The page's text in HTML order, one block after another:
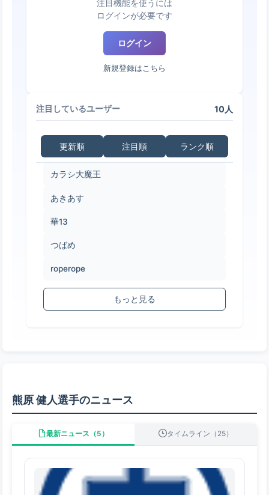
注目機能を使うには
ログインが必要です
ログイン
新規登録はこちら
注目しているユーザー 10人
更新順 注目順 ランク順
カラシ大魔王
あきあす
華13
つばめ
roperope
もっと見る
熊原 健人選手のニュース
最新ニュース（5） タイムライン（25）